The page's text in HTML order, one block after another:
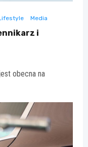
Media
i
obecna na